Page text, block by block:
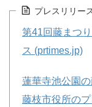
プレスリリー
第41回藤まつ
ス (prtimes.jp)
蓮華寺池公園
藤枝市役所の